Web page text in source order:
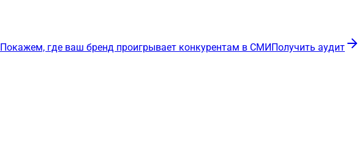
Покажем, где ваш бренд проигрывает конкурентам в СМИПолучить аудит